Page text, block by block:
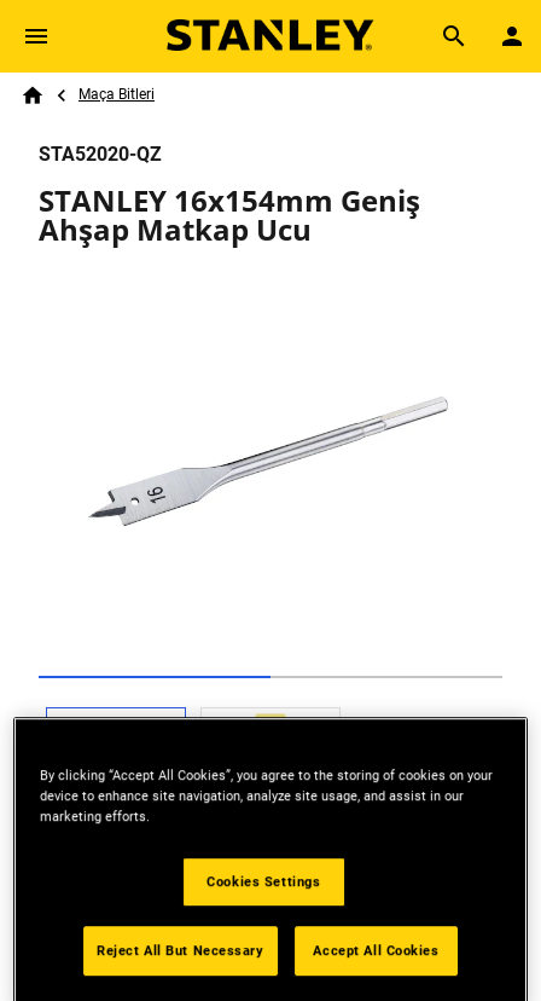
Skip to main content
Search
Breadcrumb
Maça Bitleri
Go to slide 1 Go to slide 2
STA52020-QZ
STANLEY 16x154mm Geniş
Ahşap Matkap Ucu
Zemin Merkez Noktası: Hassas delme için.
By clicking “Accept All Cookies”, you agree to the storing of cookies on your
device to enhance site navigation, analyze site usage, and assist in our
marketing efforts.
Cookies Settings
Reject All But Necessary Accept All Cookies